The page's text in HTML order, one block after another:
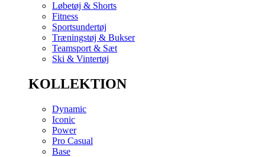
Løbetøj & Shorts
Fitness
Sportsundertøj
Træningstøj & Bukser
Teamsport & Sæt
Ski & Vintertøj
KOLLEKTION
Dynamic
Iconic
Power
Pro Casual
Base